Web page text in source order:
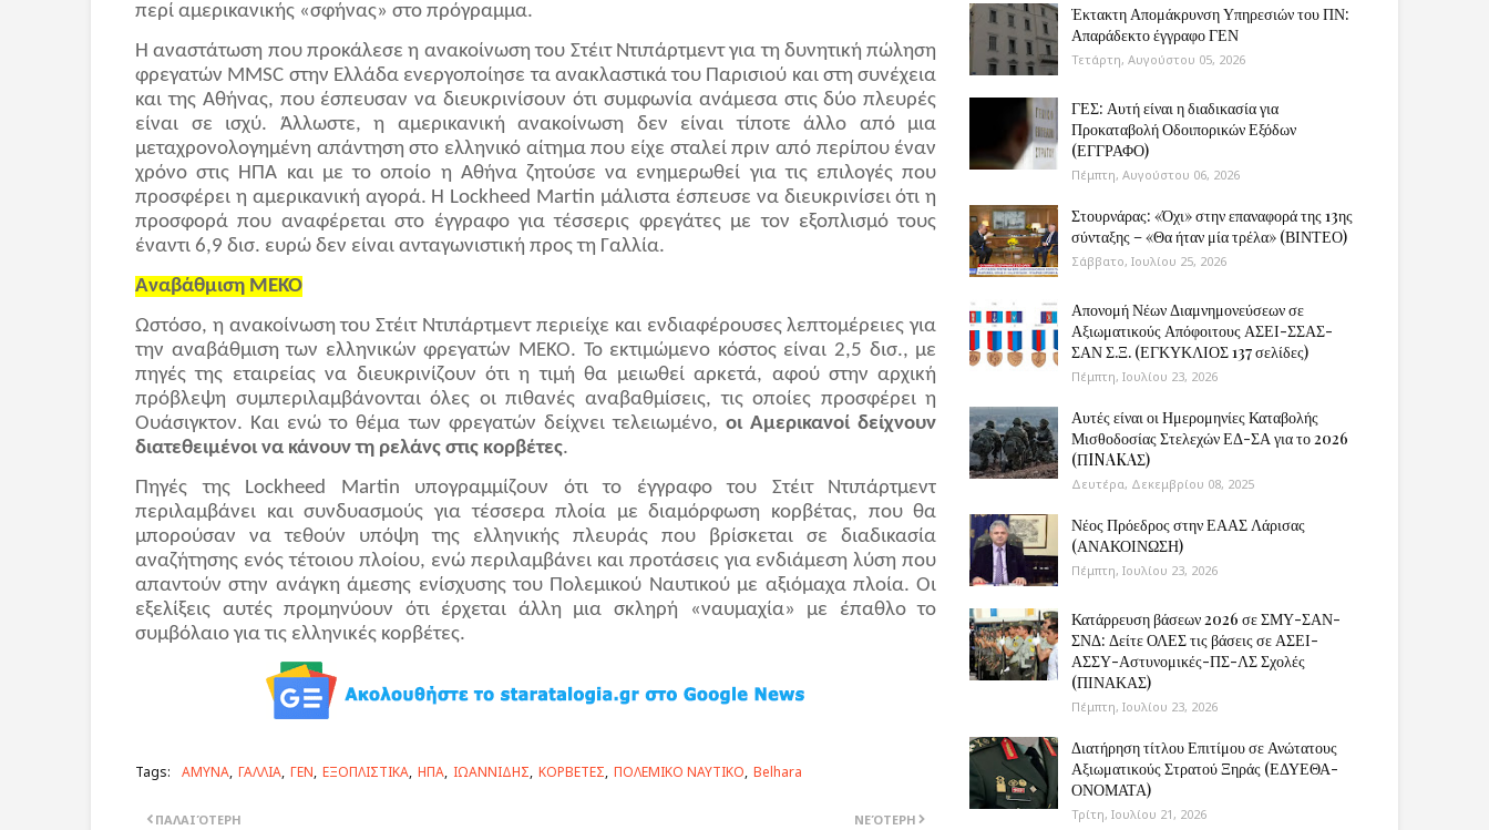
περί αμερικανικής «σφήνας» στο πρόγραμμα.
Η αναστάτωση που προκάλεσε η ανακοίνωση του Στέιτ Ντιπάρτμεντ για τη δυνητική πώληση
φρεγατών MMSC στην Ελλάδα ενεργοποίησε τα ανακλαστικά του Παρισιού και στη συνέχεια
και της Αθήνας, που έσπευσαν να διευκρινίσουν ότι συμφωνία ανάμεσα στις δύο πλευρές
είναι σε ισχύ. Άλλωστε, η αμερικανική ανακοίνωση δεν είναι τίποτε άλλο από μια
μεταχρονολογημένη απάντηση στο ελληνικό αίτημα που είχε σταλεί πριν από περίπου έναν
χρόνο στις ΗΠΑ και με το οποίο η Αθήνα ζητούσε να ενημερωθεί για τις επιλογές που
προσφέρει η αμερικανική αγορά. Η Lockheed Martin μάλιστα έσπευσε να διευκρινίσει ότι η
προσφορά που αναφέρεται στο έγγραφο για τέσσερις φρεγάτες με τον εξοπλισμό τους
έναντι 6,9 δισ. ευρώ δεν είναι ανταγωνιστική προς τη Γαλλία.
Αναβάθμιση ΜΕΚΟ
Ωστόσο, η ανακοίνωση του Στέιτ Ντιπάρτμεντ περιείχε και ενδιαφέρουσες λεπτομέρειες για
την αναβάθμιση των ελληνικών φρεγατών ΜΕΚΟ. Το εκτιμώμενο κόστος είναι 2,5 δισ., με
πηγές της εταιρείας να διευκρινίζουν ότι η τιμή θα μειωθεί αρκετά, αφού στην αρχική
πρόβλεψη συμπεριλαμβάνονται όλες οι πιθανές αναβαθμίσεις, τις οποίες προσφέρει η
Ουάσιγκτον. Και ενώ το θέμα των φρεγατών δείχνει τελειωμένο,οι Αμερικανοί δείχνουν
διατεθειμένοι να κάνουν τη ρελάνς στις κορβέτες.
Πηγές της Lockheed Martin υπογραμμίζουν ότι το έγγραφο του Στέιτ Ντιπάρτμεντ
περιλαμβάνει και συνδυασμούς για τέσσερα πλοία με διαμόρφωση κορβέτας, που θα
μπορούσαν να τεθούν υπόψη της ελληνικής πλευράς που βρίσκεται σε διαδικασία
αναζήτησης ενός τέτοιου πλοίου, ενώ περιλαμβάνει και προτάσεις για ενδιάμεση λύση που
απαντούν στην ανάγκη άμεσης ενίσχυσης του Πολεμικού Ναυτικού με αξιόμαχα πλοία. Οι
εξελίξεις αυτές προμηνύουν ότι έρχεται άλλη μια σκληρή «ναυμαχία» με έπαθλο το
συμβόλαιο για τις ελληνικές κορβέτες.
Tags: ΑΜΥΝΑ ΓΑΛΛΙΑ ΓΕΝ ΕΞΟΠΛΙΣΤΙΚΑ ΗΠΑ ΙΩΑΝΝΙΔΗΣ ΚΟΡΒΕΤΕΣ ΠΟΛΕΜΙΚΟ ΝΑΥΤΙΚΟ Belhara
ΝΕΌΤΕΡΗ
ΠΑΛΑΙΌΤΕΡΗ
Έκτακτη Απομάκρυνση Υπηρεσιών του ΠΝ:
Απαράδεκτο έγγραφο ΓΕΝ
Τετάρτη, Αυγούστου 05, 2026
ΓΕΣ: Αυτή είναι η διαδικασία για
Προκαταβολή Οδοιπορικών Εξόδων
(ΕΓΓΡΑΦΟ)
Πέμπτη, Αυγούστου 06, 2026
Στουρνάρας: «Όχι» στην επαναφορά της 13ης
σύνταξης – «Θα ήταν μία τρέλα» (ΒΙΝΤΕΟ)
Σάββατο, Ιουλίου 25, 2026
Απονομή Νέων Διαμνημονεύσεων σε
Αξιωματικούς Απόφοιτους ΑΣΕΙ-ΣΣΑΣ-
ΣΑΝ Σ.Ξ. (ΕΓΚΥΚΛΙΟΣ 137 σελίδες)
Πέμπτη, Ιουλίου 23, 2026
Αυτές είναι οι Ημερομηνίες Καταβολής
Μισθοδοσίας Στελεχών ΕΔ-ΣΑ για το 2026
(ΠINAKAΣ)
Δευτέρα, Δεκεμβρίου 08, 2025
Νέος Πρόεδρος στην ΕΑΑΣ Λάρισας
(ΑΝΑΚΟΙΝΩΣΗ)
Πέμπτη, Ιουλίου 23, 2026
Κατάρρευση βάσεων 2026 σε ΣΜΥ-ΣΑΝ-
ΣΝΔ: Δείτε ΟΛΕΣ τις βάσεις σε ΑΣΕΙ-
ΑΣΣΥ-Αστυνομικές-ΠΣ-ΛΣ Σχολές
(ΠΙΝΑΚΑΣ)
Πέμπτη, Ιουλίου 23, 2026
Διατήρηση τίτλου Επιτίμου σε Ανώτατους
Αξιωματικούς Στρατού Ξηράς (ΕΔΥΕΘΑ-
ΟΝΟΜΑΤΑ)
Τρίτη, Ιουλίου 21, 2026